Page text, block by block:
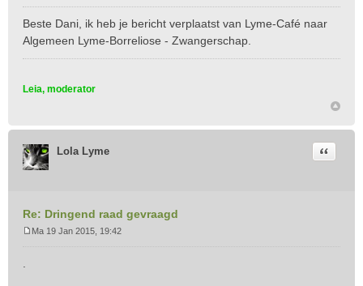
r
i
c
t
Beste Dani, ik heb je bericht verplaatst van Lyme-Café naar
Algemeen Lyme-Borreliose - Zwangerschap.
Leia, moderator
Lola Lyme
Re: Dringend raad gevraagd
Citeer
Ma 19 Jan 2015, 19:42